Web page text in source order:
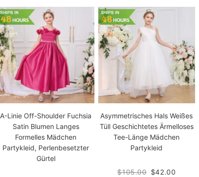
A-Linie Off-Shoulder Fuchsia
Satin Blumen Langes
Formelles Mädchen
Partykleid, Perlenbesetzter
Gürtel
Asymmetrisches Hals Weißes
Tüll Geschichtetes Ärmelloses
Tee-Länge Mädchen
Partykleid
$105.00 $42.00